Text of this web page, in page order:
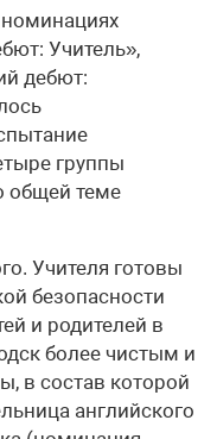
номинациях
Учитель»,
дебют:
группы
общей теме
Учителя готовы
безопасности
и родителей в
более чистым и
в состав которой
английского